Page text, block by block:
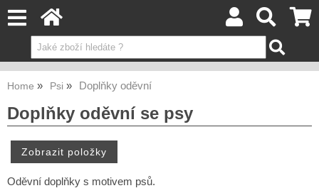
Home Psi Doplňky oděvní
Doplňky oděvní se psy
Oděvní doplňky s motivem psů.